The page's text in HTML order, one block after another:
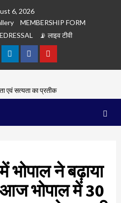
6, 2026
MEMBERSHIP FORM
📡 लाइव टीवी
LinkedlnFacebookYoutube
एवं सत्यता का प्रतीक
भोपाल ने बढ़ाया
भोपाल में 30